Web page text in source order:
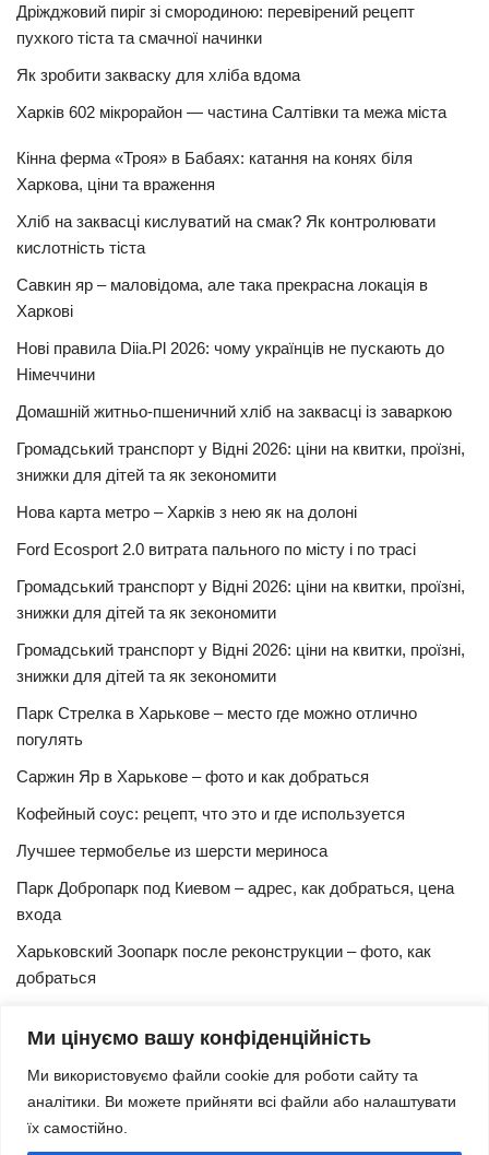
Ми цінуємо вашу конфіденційність
Ми використовуємо файли cookie для роботи сайту та
аналітики. Ви можете прийняти всі файли або налаштувати
їх самостійно.
Дріжджовий пиріг зі смородиною: перевірений рецепт
пухкого тіста та смачної начинки
Як зробити закваску для хліба вдома
Харків 602 мікрорайон — частина Салтівки та межа міста
Кінна ферма «Троя» в Бабаях: катання на конях біля
Харкова, ціни та враження
Хліб на заквасці кислуватий на смак? Як контролювати
кислотність тіста
Савкин яр – маловідома, але така прекрасна локація в
Харкові
Нові правила Diia.Pl 2026: чому українців не пускають до
Німеччини
Домашній житньо-пшеничний хліб на заквасці із заваркою
Громадський транспорт у Відні 2026: ціни на квитки, проїзні,
знижки для дітей та як зекономити
Нова карта метро – Харків з нею як на долоні
Ford Ecosport 2.0 витрата пального по місту і по трасі
Громадський транспорт у Відні 2026: ціни на квитки, проїзні,
знижки для дітей та як зекономити
Громадський транспорт у Відні 2026: ціни на квитки, проїзні,
знижки для дітей та як зекономити
Парк Стрелка в Харькове – место где можно отлично
погулять
Саржин Яр в Харькове – фото и как добраться
Кофейный соус: рецепт, что это и где используется
Лучшее термобелье из шерсти мериноса
Парк Добропарк под Киевом – адрес, как добраться, цена
входа
Харьковский Зоопарк после реконструкции – фото, как
добраться
домашних условиях
Харьковская Швейцария – цены, адрес, как добраться
Маршрут и расписание 27 троллейбуса (Харьков)